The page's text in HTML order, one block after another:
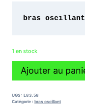
bras
1 en stock
quantité
oscillant
daelim
Ajouter au
UGS : L83.58
Catégorie : bras oscillant